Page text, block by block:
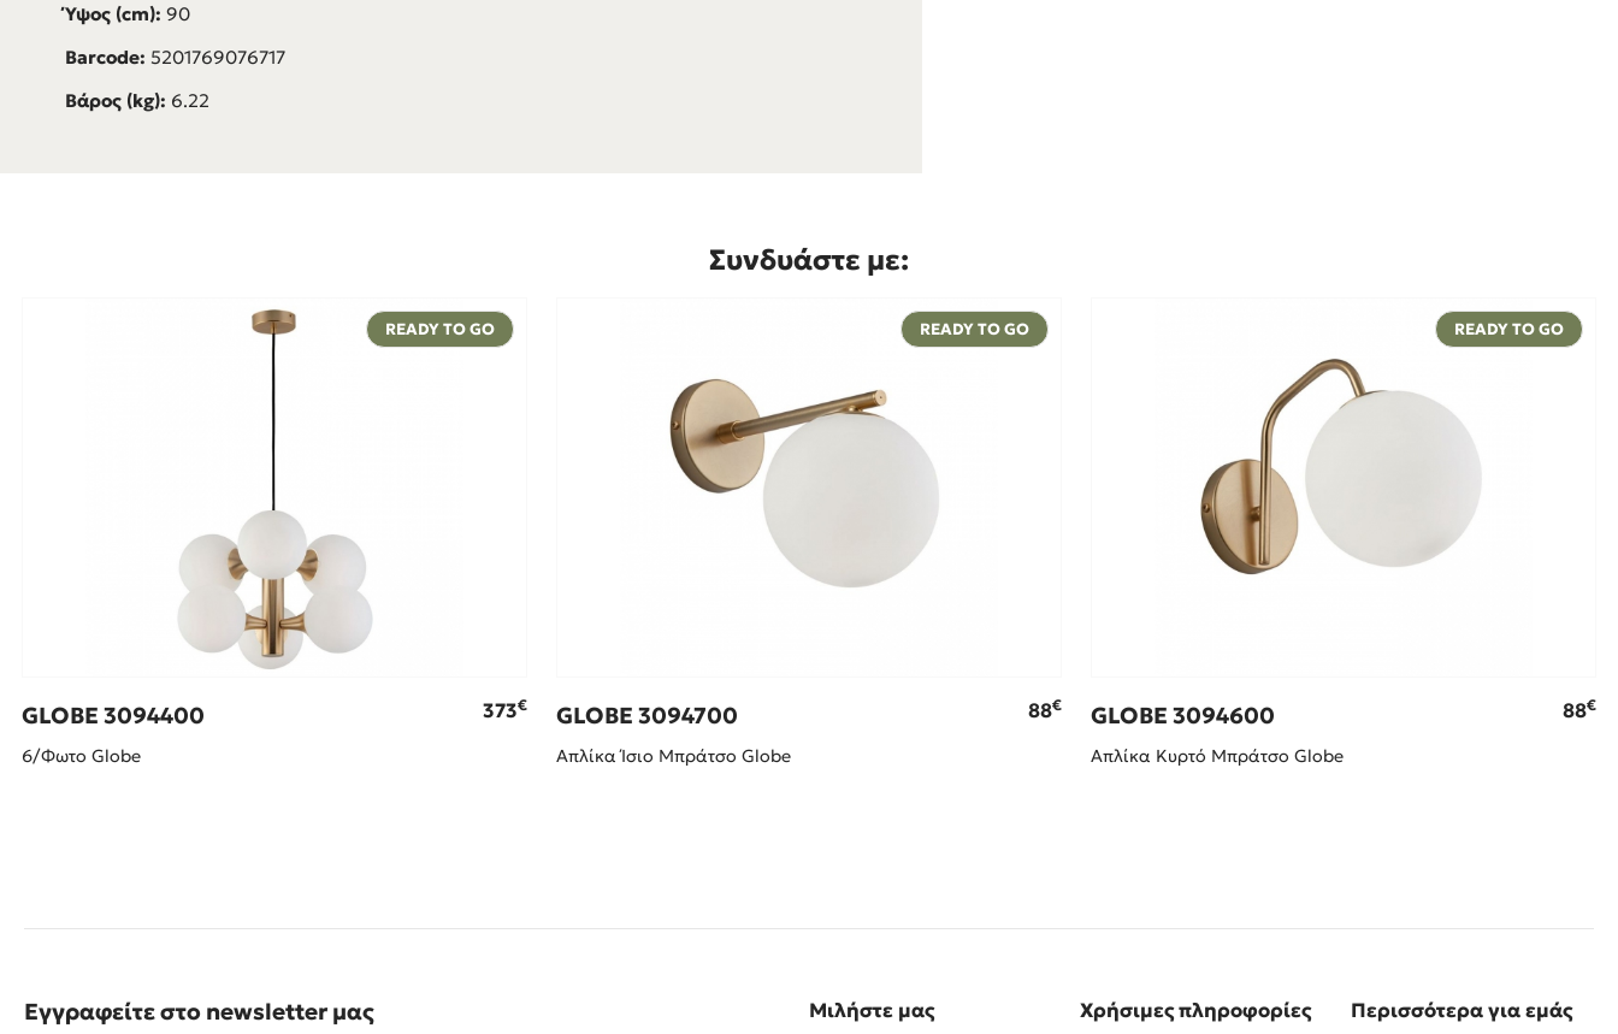
Ύψος (cm): 90
Barcode: 5201769076717
Βάρος (kg): 6.22
Συνδυάστε με:
READY TO GO
GLOBE 3094400 373€
6/Φωτο Glοbe
READY TO GO
GLOBE 3094700 88€
Απλίκα Ίσιο Μπράτσο Glοbe
READY TO GO
GLOBE 3094600 88€
Απλίκα Κυρτό Μπράτσο Glοbe
Εγγραφείτε στο newsletter μας Μιλήστε μας Χρήσιμες πληροφορίες Περισσότερα για εμάς